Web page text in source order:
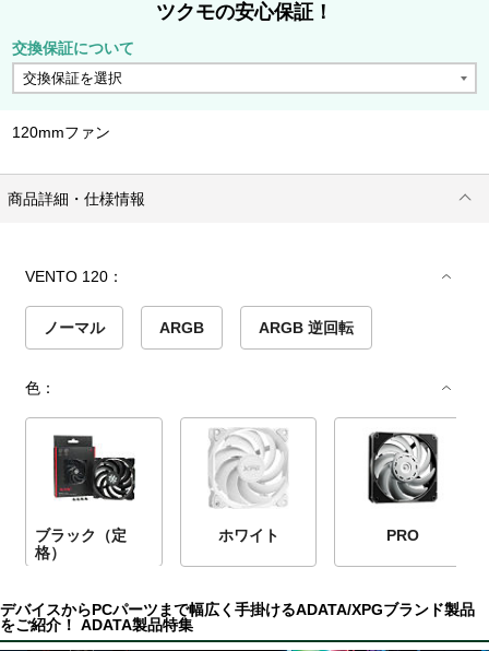
ツクモの安心保証！
交換保証について
120mmファン
商品詳細・仕様情報
VENTO 120：
ノーマル ARGB ARGB 逆回転
色：
ブラック（定
格）
ホワイト PRO
デバイスからPCパーツまで幅広く手掛けるADATA/XPGブランド製品
をご紹介！ ADATA製品特集